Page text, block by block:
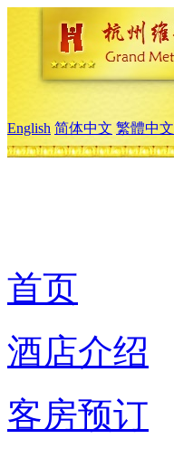
English 简体中文 繁體中文
首页
酒店介绍
客房预订